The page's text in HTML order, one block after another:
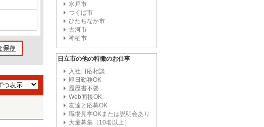
水戸市
つくば市
ひたちなか市
古河市
神栖市
日立市の他の特徴のお仕事
入社日応相談
即日勤務OK
履歴書不要
Web面接OK
友達と応募OK
職場見学OKまたは説明会あり
大量募集（10名以上）